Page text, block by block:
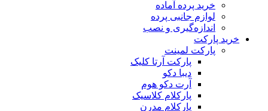
خرید پرده آماده
لوازم جانبی پرده
اندازه‌گیری و نصب
خرید پارکت
پارکت لمینت
پارکت آرتا کلیک
دیبا دکو
آرت دکو هوم
پارکلام کلاسیک
پارکلام مدرن